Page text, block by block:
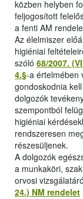
közben helyben
feljogosított
a fenti AM
Az élelmiszer
higiéniai
szóló 68/2007.
4.§-a értelmében
gondoskodnia
dolgozók
szempontból
higiéniai
rendszeresen
részesüljenek.
A dolgozók
a munkaköri,
orvosi
24.) NM rendelet